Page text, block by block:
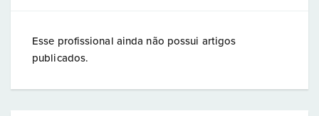
Esse profissional ainda não possui artigos
publicados.